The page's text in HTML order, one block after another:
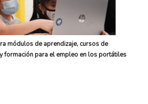
módulos de aprendizaje, cursos de
formación para el empleo en los portátiles